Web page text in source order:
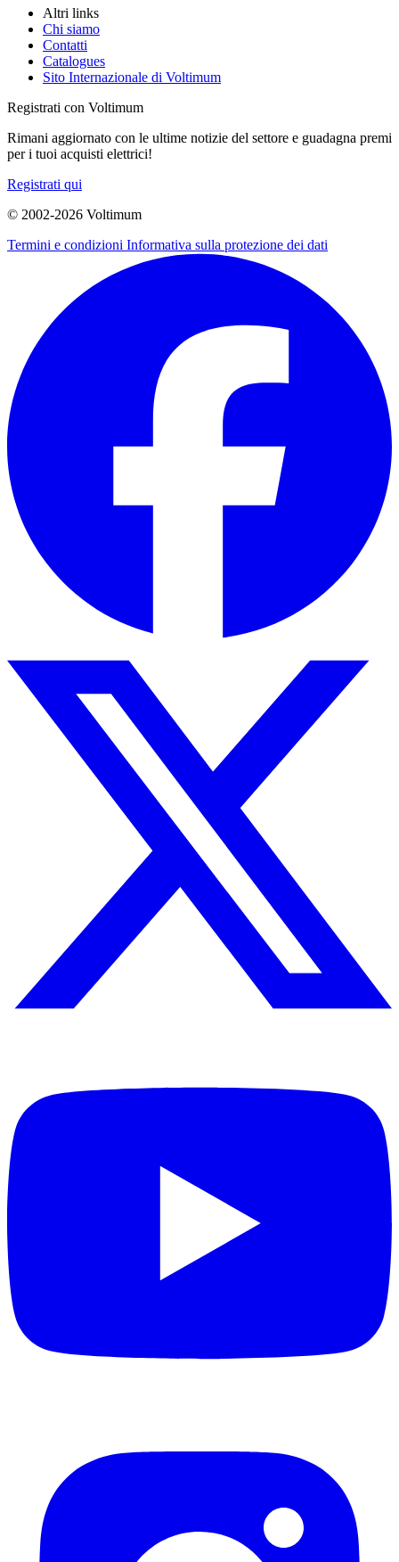
Altri links
Chi siamo
Contatti
Catalogues
Sito Internazionale di Voltimum
Registrati con Voltimum
Rimani aggiornato con le ultime notizie del settore e guadagna premi
per i tuoi acquisti elettrici!
Registrati qui
© 2002-2026 Voltimum
Termini e condizioni Informativa sulla protezione dei dati